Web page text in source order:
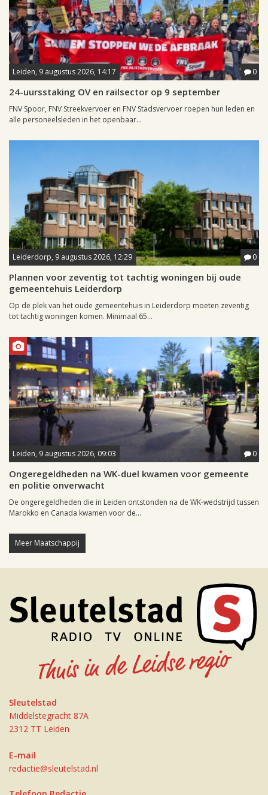
Leiden, 9 augustus 2026, 14:17 0
24-uursstaking OV en railsector op 9 september
FNV Spoor, FNV Streekvervoer en FNV Stadsvervoer roepen hun leden en
alle personeelsleden in het openbaar...
Leiderdorp, 9 augustus 2026, 12:29 0
Plannen voor zeventig tot tachtig woningen bij oude
gemeentehuis Leiderdorp
Op de plek van het oude gemeentehuis in Leiderdorp moeten zeventig
tot tachtig woningen komen. Minimaal 65...
Leiden, 9 augustus 2026, 09:03 0
Ongeregeldheden na WK-duel kwamen voor gemeente
en politie onverwacht
De ongeregeldheden die in Leiden ontstonden na de WK-wedstrijd tussen
Marokko en Canada kwamen voor de...
Meer Maatschappij
Sleutelstad
Middelstegracht 87A
2312 TT Leiden
E-mail
redactie@sleutelstad.nl